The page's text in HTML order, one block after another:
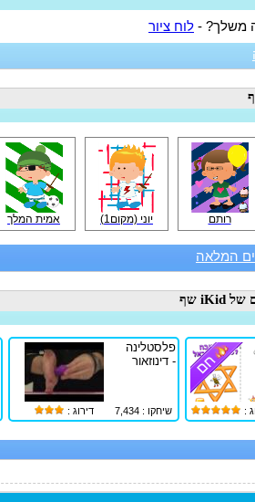
משלך? - לוח ציור
רותם יוני (מקום1) אמית המלך
המלאה
של iKid שף
:
פלסטלינה
- דינוזאור
שיחקו : 7,434 דירוג :